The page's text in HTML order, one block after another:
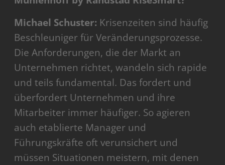
Michael Schuster: Krisenzeiten sind häufig
Beschleuniger für Veränderungsprozesse.
Die Anforderungen, die der Markt an
Unternehmen richtet, wandeln sich rapide
und teils fundamental. Das fordert und
überfordert Unternehmen und ihre
Mitarbeiter immer häufiger. So agieren
auch etablierte Manager und
Führungskräfte oft verunsichert und
müssen Situationen meistern, mit denen